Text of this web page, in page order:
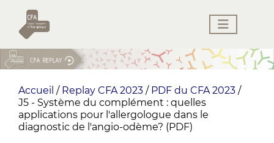
Accueil / Replay CFA 2023 / PDF du CFA 2023 /
J5 - Système du complément : quelles
applications pour l'allergologue dans le
diagnostic de l'angio-odème? (PDF)